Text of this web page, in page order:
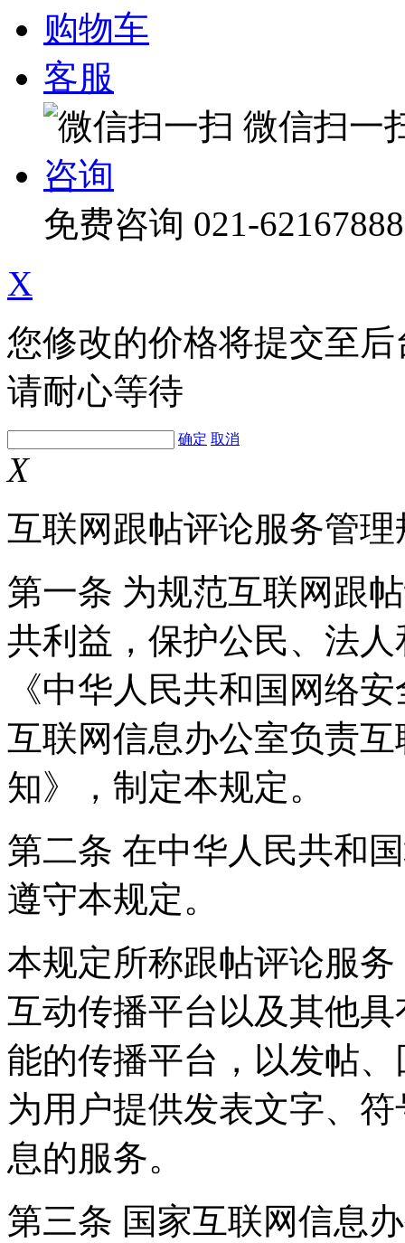
购物车
客服
微信扫一
咨询
免费咨询 021-62167888
X
您修改的价格将提交至
请耐心等待
确定 取消
X
互联网跟帖评论服务管理
第一条 为规范互联网跟
共利益，保护公民、法
《中华人民共和国网络
互联网信息办公室负责
知》，制定本规定。
第二条 在中华人民共和
遵守本规定。
本规定所称跟帖评论服
互动传播平台以及其他
能的传播平台，以发帖
为用户提供发表文字、
息的服务。
第三条 国家互联网信息